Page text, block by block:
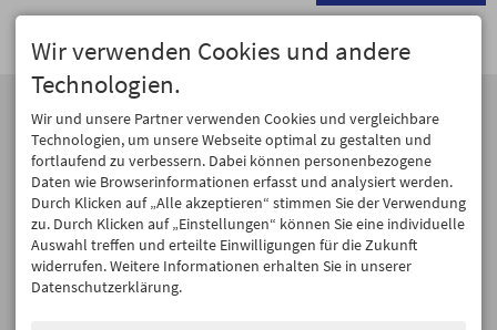
Hagen Alpin Tours
Dorfbrunnenstraße 7
87466 Oy-Mittelberg
Tel. +49 8366 988893
Fax +49 8366 988894
hagen@pulver-schnee.de
GEÖFFNET
Mo - Fr ... 09:00 - 17:00
Sa & So ... geschlossen
SOCIAL MEDIA
Facebook
Wir verwenden Cookies und andere
Technologien.
Wir und unsere Partner verwenden Cookies und vergleichbare
Technologien, um unsere Webseite optimal zu gestalten und
fortlaufend zu verbessern. Dabei können personenbezogene
Daten wie Browserinformationen erfasst und analysiert werden.
Durch Klicken auf „Alle akzeptieren“ stimmen Sie der Verwendung
zu. Durch Klicken auf „Einstellungen“ können Sie eine individuelle
Auswahl treffen und erteilte Einwilligungen für die Zukunft
widerrufen. Weitere Informationen erhalten Sie in unserer
Datenschutzerklärung.